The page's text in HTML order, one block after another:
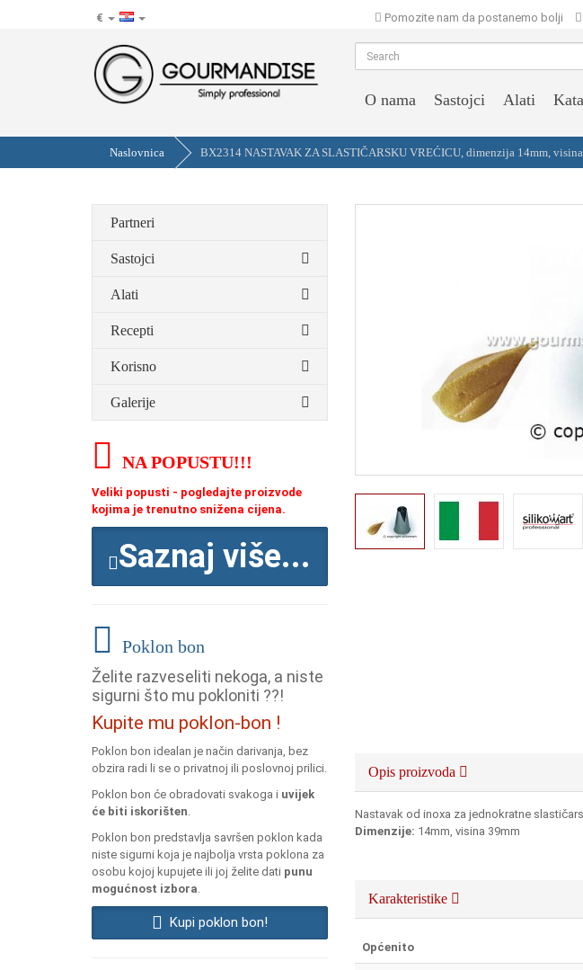
€ hr Pomozite nam da postanemo bolji
O nama Sastojci Alati
Naslovnica BX2314 NASTAVAK ZA SLASTIČARSKU VREĆICU, dimenzija 14mm,
Partneri
Sastojci
Alati
Recepti
Korisno
Galerije
NA POPUSTU!!!
Veliki popusti - pogledajte proizvode
kojima je trenutno snižena cijena.
Saznaj više...
Poklon bon
Želite razveseliti nekoga, a niste
sigurni što mu pokloniti ??!
Kupite mu poklon-bon !
Poklon bon idealan je način darivanja, bez
obzira radi li se o privatnoj ili poslovnoj prilici.
Poklon bon će obradovati svakoga i uvijek
će biti iskorišten.
Poklon bon predstavlja savršen poklon kada
niste sigurni koja je najbolja vrsta poklona za
osobu kojoj kupujete ili joj želite dati punu
mogućnost izbora.
Kupi poklon bon!
Opis proizvoda
Nastavak od inoxa za jednokratne
Dimenzije: 14mm, visina 39mm
Karakteristike
Općenito